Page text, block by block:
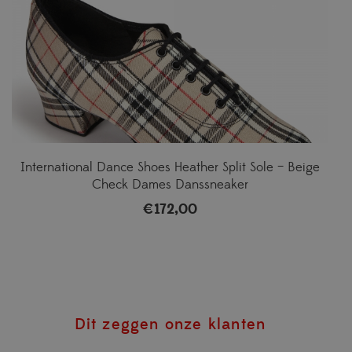
International Dance Shoes Heather Split Sole – Beige
Check Dames Danssneaker
€172,00
Dit zeggen onze klanten